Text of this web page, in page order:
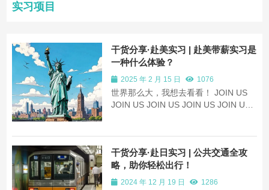
实习项目
干货分享·赴美实习 | 赴美带薪实习是
一种什么体验？
2025 年 2 月 15 日 1076
世界那么大，我想去看看！ JOIN US
JOIN US JOIN US JOIN US JOIN US
挚地邀请你加入赴美实习项目，在这
里，你将开启一段全新的旅程。
PART...
干货分享·赴日实习 | 公共交通全攻
略，助你轻松出行！
2024 年 12 月 19 日 1286